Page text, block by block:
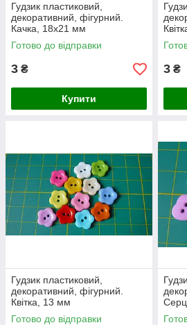
Гудзик пластиковий,
декоративний, фігурний.
Качка, 18х21 мм
Готово до відправки
3 ₴
Купити
3 ₴
Гудзик пластиковий,
декоративний, фігурний.
Квітка, 13 мм
Готово до відправки